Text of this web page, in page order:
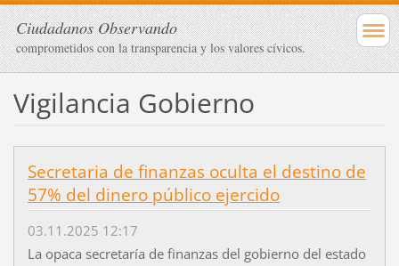
Ciudadanos Observando
comprometidos con la transparencia y los valores cívicos.
Vigilancia Gobierno
Secretaria de finanzas oculta el destino de
57% del dinero público ejercido
03.11.2025 12:17
La opaca secretaría de finanzas del gobierno del estado